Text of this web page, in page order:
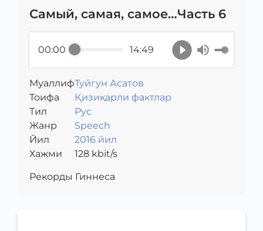
Самый, самая, самое…Часть 6
00:00 14:49
МуаллифТуйгун Асатов
Toифа
Қизиқарли фактлар
Тил
Рус
Жанр
Speech
Йил
2016 йил
Хажми
128kbit/s
Рекорды Гиннеса